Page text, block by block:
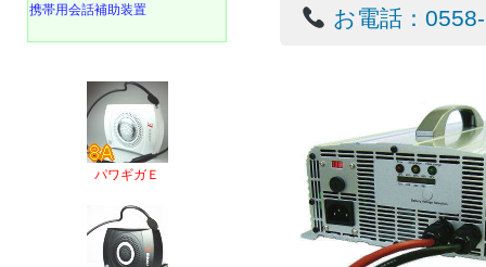
お電話：
携帯用会話補助装置
パワギガＥ